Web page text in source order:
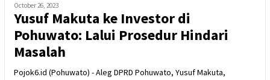
October 26, 2023
Yusuf Makuta ke Investor di
Pohuwato: Lalui Prosedur Hindari
Masalah
Pojok6.id (Pohuwato) - Aleg DPRD Pohuwato, Yusuf Makuta,